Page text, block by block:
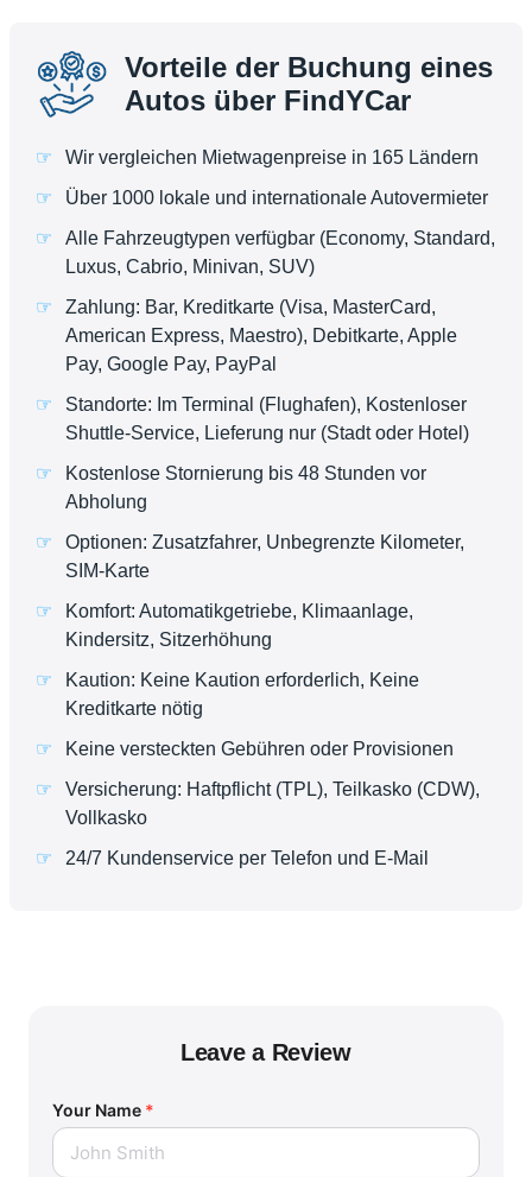
Vorteile der Buchung eines
Autos über FindYCar
Wir vergleichen Mietwagenpreise in 165 Ländern
Über 1000 lokale und internationale Autovermieter
Alle Fahrzeugtypen verfügbar (Economy, Standard,
Luxus, Cabrio, Minivan, SUV)
Zahlung: Bar, Kreditkarte (Visa, MasterCard,
American Express, Maestro), Debitkarte, Apple
Pay, Google Pay, PayPal
Standorte: Im Terminal (Flughafen), Kostenloser
Shuttle-Service, Lieferung nur (Stadt oder Hotel)
Kostenlose Stornierung bis 48 Stunden vor
Abholung
Optionen: Zusatzfahrer, Unbegrenzte Kilometer,
SIM-Karte
Komfort: Automatikgetriebe, Klimaanlage,
Kindersitz, Sitzerhöhung
Kaution: Keine Kaution erforderlich, Keine
Kreditkarte nötig
Keine versteckten Gebühren oder Provisionen
Versicherung: Haftpflicht (TPL), Teilkasko (CDW),
Vollkasko
24/7 Kundenservice per Telefon und E-Mail
Leave a Review
Your Name *